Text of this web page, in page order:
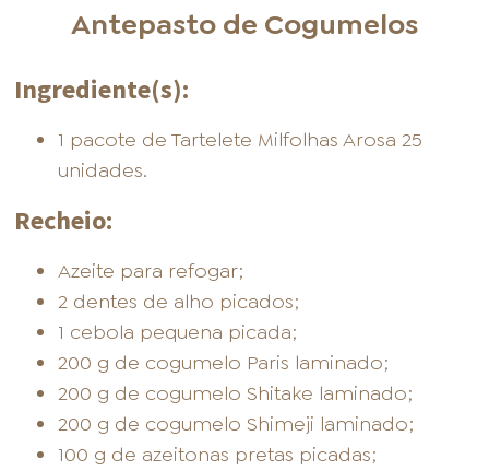
Antepasto de Cogumelos
Ingrediente(s):
1 pacote de Tartelete Milfolhas Arosa 25
unidades.
Recheio:
Azeite para refogar;
2 dentes de alho picados;
1 cebola pequena picada;
200 g de cogumelo Paris laminado;
200 g de cogumelo Shitake laminado;
200 g de cogumelo Shimeji laminado;
100 g de azeitonas pretas picadas;